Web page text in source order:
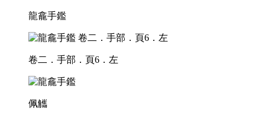
龍龕手鑑
卷二．手部．頁6．左
佩觿